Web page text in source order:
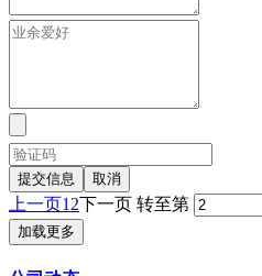
提交信息 取消
上一页1 2下一页 转至第
加载更多